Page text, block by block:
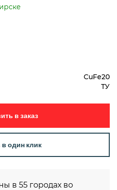
CuFe20
ТУ
Добавить в заказ
в один клик
в 55 городах во